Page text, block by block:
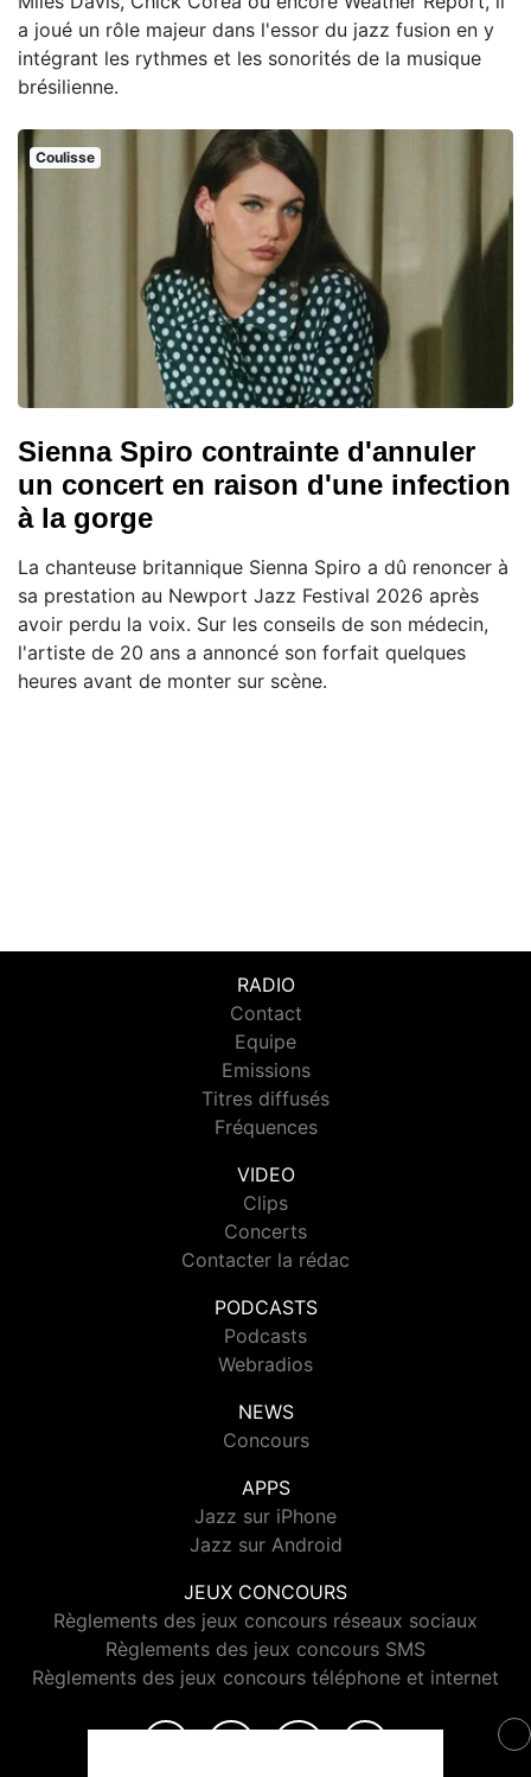
a joué un rôle majeur dans l'essor du jazz fusion en y
intégrant les rythmes et les sonorités de la musique
brésilienne.
Coulisse
Sienna Spiro contrainte d'annuler
un concert en raison d'une infection
à la gorge
La chanteuse britannique Sienna Spiro a dû renoncer à
sa prestation au Newport Jazz Festival 2026 après
avoir perdu la voix. Sur les conseils de son médecin,
l'artiste de 20 ans a annoncé son forfait quelques
heures avant de monter sur scène.
RADIO
Contact
Equipe
Emissions
Titres diffusés
Fréquences
VIDEO
Clips
Concerts
Contacter la rédac
PODCASTS
Podcasts
Webradios
NEWS
Concours
APPS
Jazz sur iPhone
Jazz sur Android
JEUX CONCOURS
Règlements des jeux concours réseaux sociaux
Règlements des jeux concours SMS
Règlements des jeux concours téléphone et internet